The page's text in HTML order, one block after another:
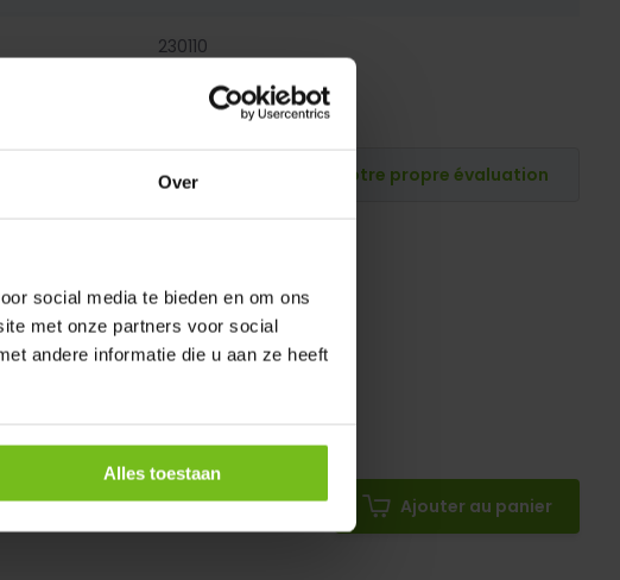
Over
social media te bieden en om ons
met onze partners voor social
andere informatie die u aan ze heeft
Alles toestaan
230110
Publiez votre propre évaluation
Ajouter au panier